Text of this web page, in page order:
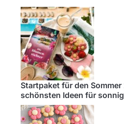
Startpaket für den Sommer
schönsten Ideen für